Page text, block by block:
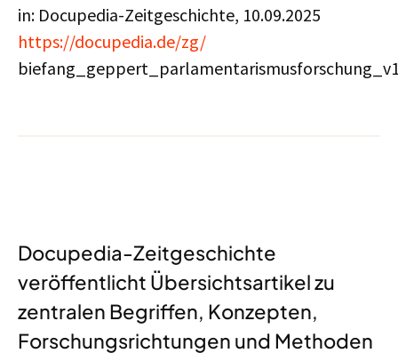
in: Docupedia-Zeitgeschichte, 10.09.2025
https://docupedia.de/zg/
Docupedia-Zeitgeschichte
veröffentlicht Übersichtsartikel zu
zentralen Begriffen, Konzepten,
Forschungsrichtungen und Methoden